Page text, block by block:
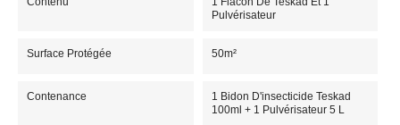
Pulvérisateur
Surface Protégée 50m²
Contenance
1 Bidon D'insecticide Teskad
100ml + 1 Pulvérisateur 5 L